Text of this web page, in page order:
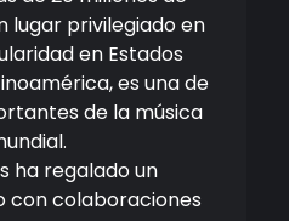
lugar privilegiado en
en Estados
es una de
de la música
ha regalado un
con colaboraciones